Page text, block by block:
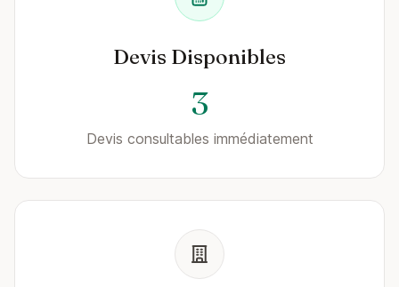
Devis Disponibles
3
Devis consultables immédiatement